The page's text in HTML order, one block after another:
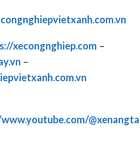
xecongnghiep.com –
–